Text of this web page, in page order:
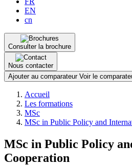
EN
cn
Consulter la brochure
Nous contacter
Ajouter au comparateur Voir le
d'Ariane
Accueil
Les formations
MSc
MSc in Public Policy and
MSc in Public Policy
Cooperation